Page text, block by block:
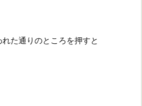
た通りのところを押すと